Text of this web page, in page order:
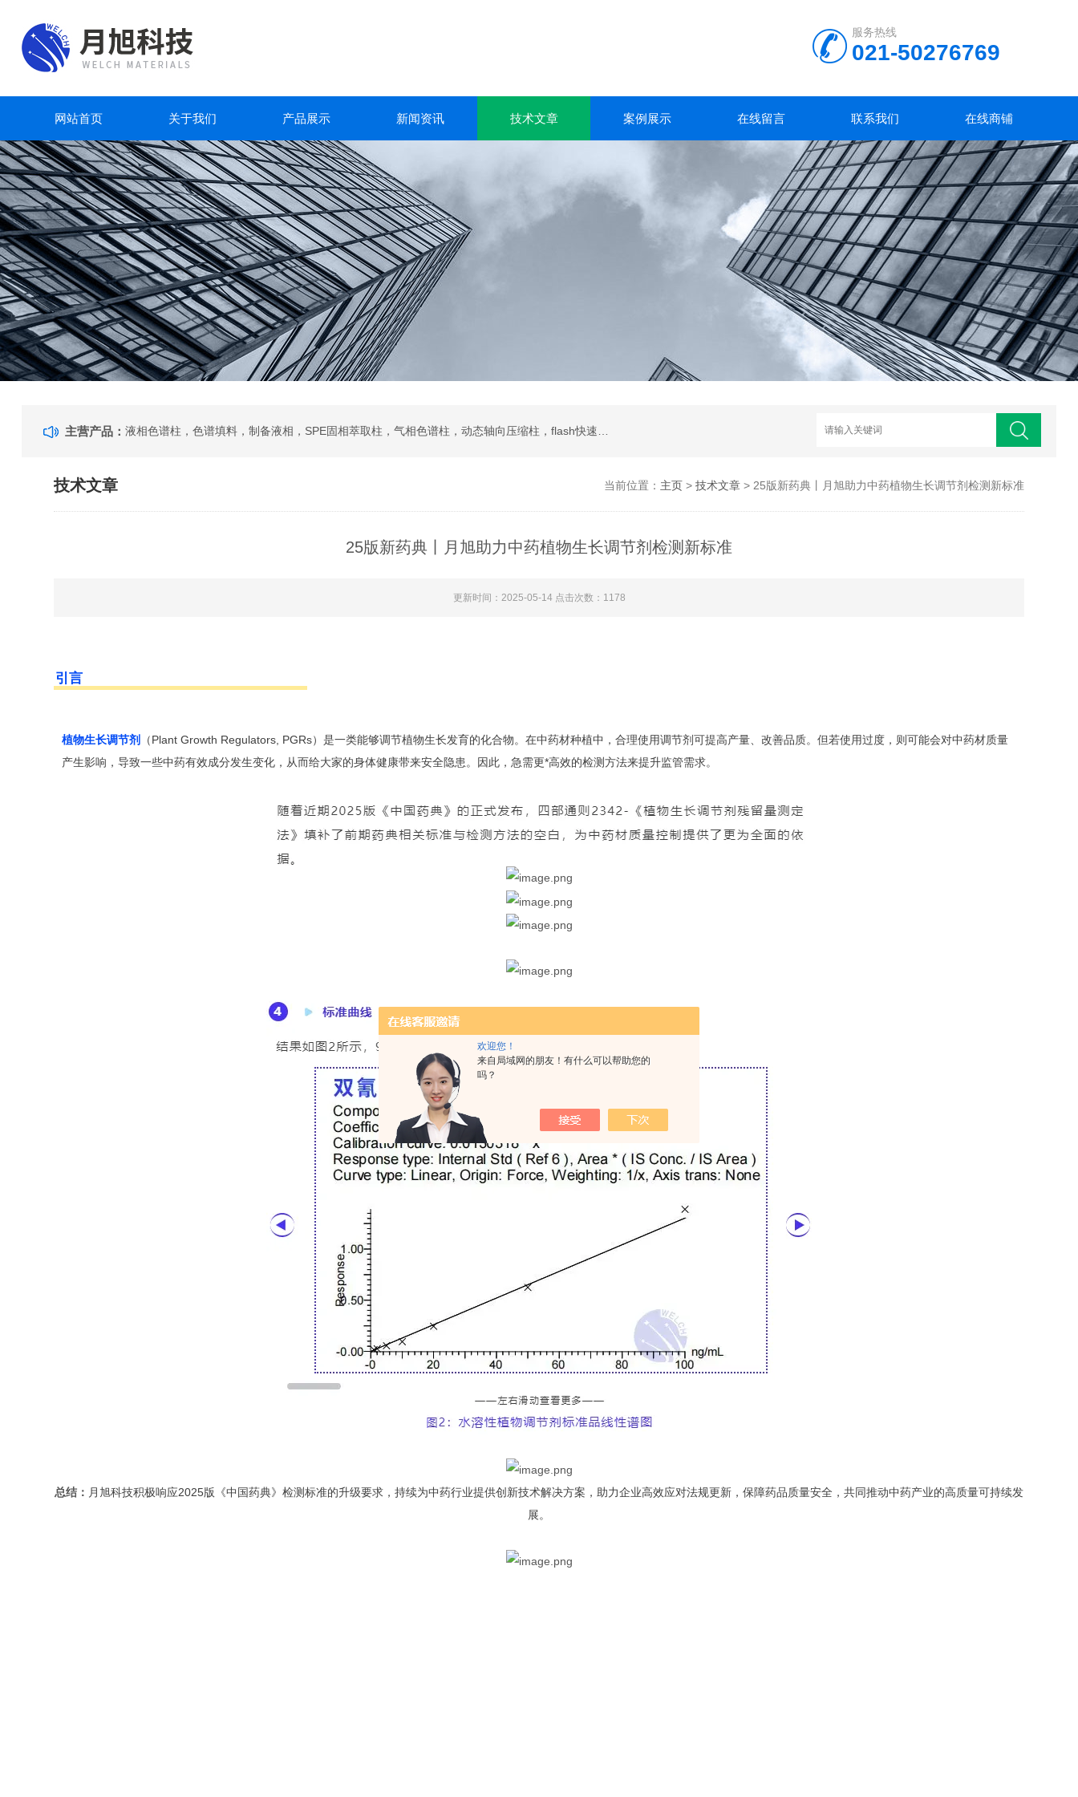
欢迎您！
来自局域网的朋友！有什么可以帮助您的
吗？
服务热线
021-50276769
网站首页 关于我们 产品展示 新闻资讯 技术文章 案例展示 在线留言 联系我们 在线商铺
主营产品：
技术文章 当前位置： 主页> 技术文章> 25版新药典丨月旭助力中药植物生长调节剂检测新标准
25版新药典丨月旭助力中药植物生长调节剂检测新标准
更新时间：2025-05-14 点击次数：1178
引言
植物生长调节剂
（Plant Growth Regulators, PGRs）是一类能够调节植物生长发育的化合物。在中药材种植中，合理使用调节剂可提高产量、改善品质。但若使用过度，则可能会对中药材质量
产生影响，导致一些中药有效成分发生变化，从而给大家的身体健康带来安全隐患。因此，急需更*高效的检测方法来提升监管需求。
总结： 月旭科技积极响应2025版《中国药典》检测标准的升级要求，持续为中药行业提供创新技术解决方案，助力企业高效应对法规更新，保障药品质量安全，共同推动中药产业的高质量可持续发
展。